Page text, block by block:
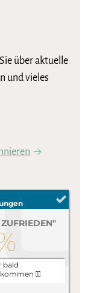
über aktuelle
und vieles